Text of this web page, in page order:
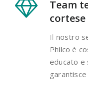
Team
cortese
Il nostro
Philco è
educato e